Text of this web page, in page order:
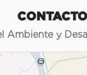
CONTACTO
Ambiente y